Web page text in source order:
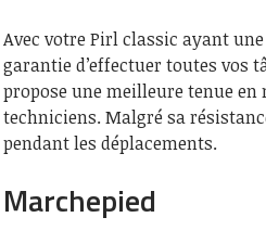
Avec votre Pirl classic ayant
garantie d’effectuer toutes vos
propose une meilleure tenue
techniciens. Malgré sa
pendant les déplacements.
Marchepied